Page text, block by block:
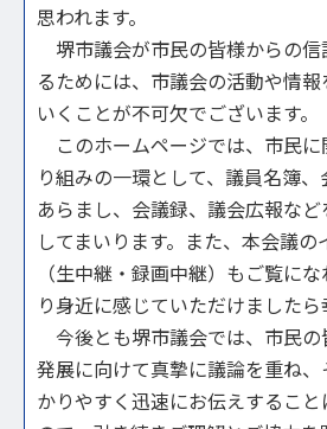
思われます。
堺市議会が市民の皆様からの
るためには、市議会の活動や情
いくことが不可欠でございます。
このホームページでは、市民
り組みの一環として、議員名簿
あらまし、会議録、議会広報な
してまいります。また、本会議
（生中継・録画中継）もご覧に
り身近に感じていただけましたら
今後とも堺市議会では、市民
発展に向けて真摯に議論を重ね
かりやすく迅速にお伝えするこ